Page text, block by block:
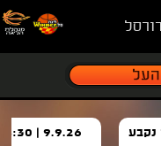
9.9.26 | 18:30